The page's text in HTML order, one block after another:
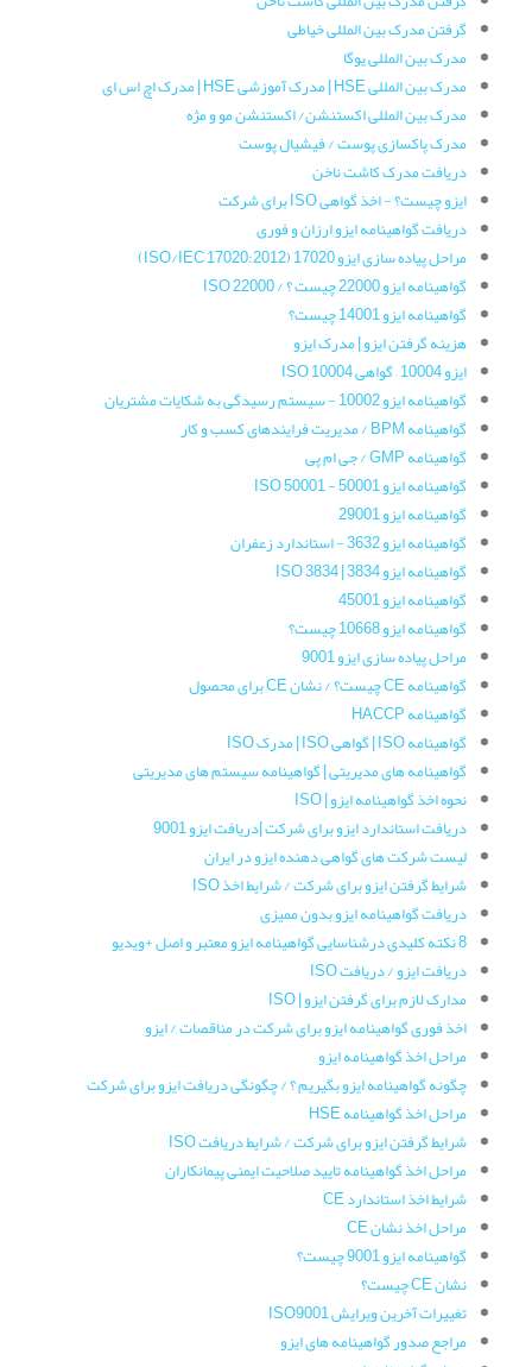
گرفتن مدرک بین المللی خیاطی
مدرک بین المللی یوگا
مدرک بین المللی HSE | مدرک آموزشی HSE | مدرک اچ اس ای
مدرک بین المللی اکستنشن/ اکستنشن مو و مژه
مدرک پاکسازی پوست / فیشیال پوست
دریافت مدرک کاشت ناخن
ایزو چیست؟ - اخذ گواهی ISO برای شرکت
دریافت گواهینامه ایزو ارزان و فوری
مراحل پیاده سازی ایزو 17020 (ISO/IEC 17020:2012)
گواهینامه ایزو 22000 چیست ؟ / ISO 22000
گواهینامه ایزو 14001 چیست؟
هزینه گرفتن ایزو | مدرک ایزو
ایزو 10004 – گواهی ISO 10004
گواهینامه‌ ایزو 10002 - سیستم رسیدگی به شکایات مشتریان
گواهینامه‌ BPM / مدیریت فرایندهای کسب و کار
گواهینامه‌ GMP / جی ام پی
گواهینامه ایزو 50001 - ISO 50001
گواهینامه‌ ایزو 29001
گواهینامه ایزو 3632 - استاندارد زعفران
گواهینامه‌ ایزو 3834 | ISO 3834
گواهینامه ایزو 45001
گواهینامه ایزو 10668 چیست؟
مراحل پیاده سازی ایزو 9001
گواهینامه CE چیست؟ / نشان CE برای محصول
گواهینامه HACCP
گواهینامه ISO | گواهی ISO | مدرک ISO
گواهینامه های مدیریتی | گواهینامه سیستم های مدیریتی
نحوه اخذ گواهینامه ایزو | ISO
دریافت استاندارد ایزو برای شرکت |دریافت ایزو 9001
لیست شرکت های گواهی دهنده ایزو در ایران
شرایط گرفتن ایزو برای شرکت / شرایط اخذ ISO
دریافت گواهینامه ایزو بدون ممیزی
8 نکته کلیدی درشناسایی گواهینامه ایزو معتبر و اصل +ویدیو
دریافت ایزو / دریافت ISO
مدارک لازم برای گرفتن ایزو | ISO
اخذ فوری گواهینامه ایزو برای شرکت در مناقصات / ایزو
مراحل اخذ گواهینامه ایزو
چگونه گواهینامه ایزو بگیریم ؟ / چگونگی دریافت ایزو برای شرکت
مراحل اخذ گواهینامه HSE
شرایط گرفتن ایزو برای شرکت / شرایط دریافت ISO
مراحل اخذ گواهینامه تایید صلاحیت ایمنی پیمانکاران
شرایط اخذ استاندارد CE
مراحل اخذ نشان CE
گواهینامه ایزو 9001 چیست؟
نشان CE چیست؟
تغییرات آخرین ویرایش ISO9001
مراجع صدور گواهینامه های ایزو